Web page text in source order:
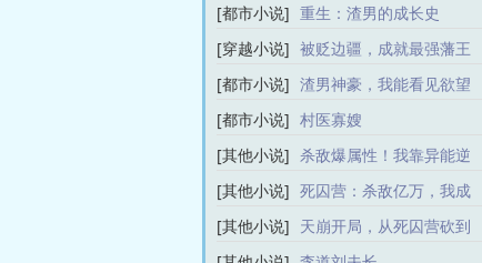
[都市小说] 重生：渣男的成长史
[穿越小说] 被贬边疆，成就最强藩王
[都市小说] 渣男神豪，我能看见欲望
词条
[都市小说] 村医寡嫂
[其他小说] 杀敌爆属性！我靠异能逆
袭皇位李道安远伯
[其他小说] 死囚营：杀敌亿万，我成
神了！李道安远伯
[其他小说] 天崩开局，从死囚营砍到
并肩王李道刘夫长